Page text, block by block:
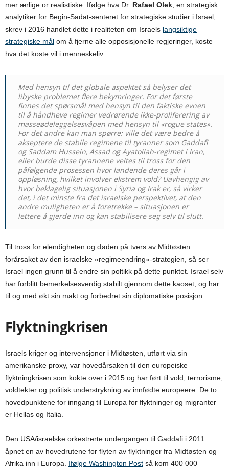
mer ærlige or realistiske. Ifølge hva Dr. Rafael Olek, en strategisk
analytiker for Begin-Sadat-senteret for strategiske studier i Israel,
skrev i 2016 handlet dette i realiteten om Israels langsiktige
strategiske mål om å fjerne alle opposisjonelle regjeringer, koste
hva det koste vil i menneskeliv.
Med hensyn til det globale aspektet så belyser det
libyske problemet flere bekymringer. For det første
finnes det spørsmål med hensyn til den faktiske evnen
til å håndheve regimer vedrørende ikke-proliferering av
masseødeleggelsesvåpen med hensyn til «rogue states».
For det andre kan man spørre: ville det være bedre å
akseptere de stabile regimene til tyranner som Gaddafi
og Saddam Hussein, Assad og Ayatollah-regimet i Iran,
eller burde disse tyrannene veltes til tross for den
påfølgende prosessen hvor landende deres går i
oppløsning, hvilket involver ekstrem vold? Uavhengig av
hvor beklagelig situasjonen i Syria og Irak er, så virker
det, i det minste fra det israelske perspektivet, at den
andre muligheten er å foretrekke – situasjonen er
lettere å gjerde inn og kan stabilisere seg selv til slutt.
Til tross for elendigheten og døden på tvers av Midtøsten
forårsaket av den israelske «regimeendring»-strategien, så ser
Israel ingen grunn til å endre sin poltikk på dette punktet. Israel selv
har forblitt bemerkelsesverdig stabilt gjennom dette kaoset, og har
til og med økt sin makt og forbedret sin diplomatiske posisjon.
Flyktningkrisen
Israels kriger og intervensjoner i Midtøsten, utført via sin
amerikanske proxy, var hovedårsaken til den europeiske
flyktningkrisen som kokte over i 2015 og har ført til vold, terrorisme,
voldtekter og politisk understrykning av innfødte europeere. De to
hovedpunktene for inngang til Europa for flyktninger og migranter
er Hellas og Italia.
Den USA/israelske orkestrerte undergangen til Gaddafi i 2011
åpnet en av hovedrutene for flyten av flyktninger fra Midtøsten og
Afrika inn i Europa. Ifølge Washington Post så kom 400 000